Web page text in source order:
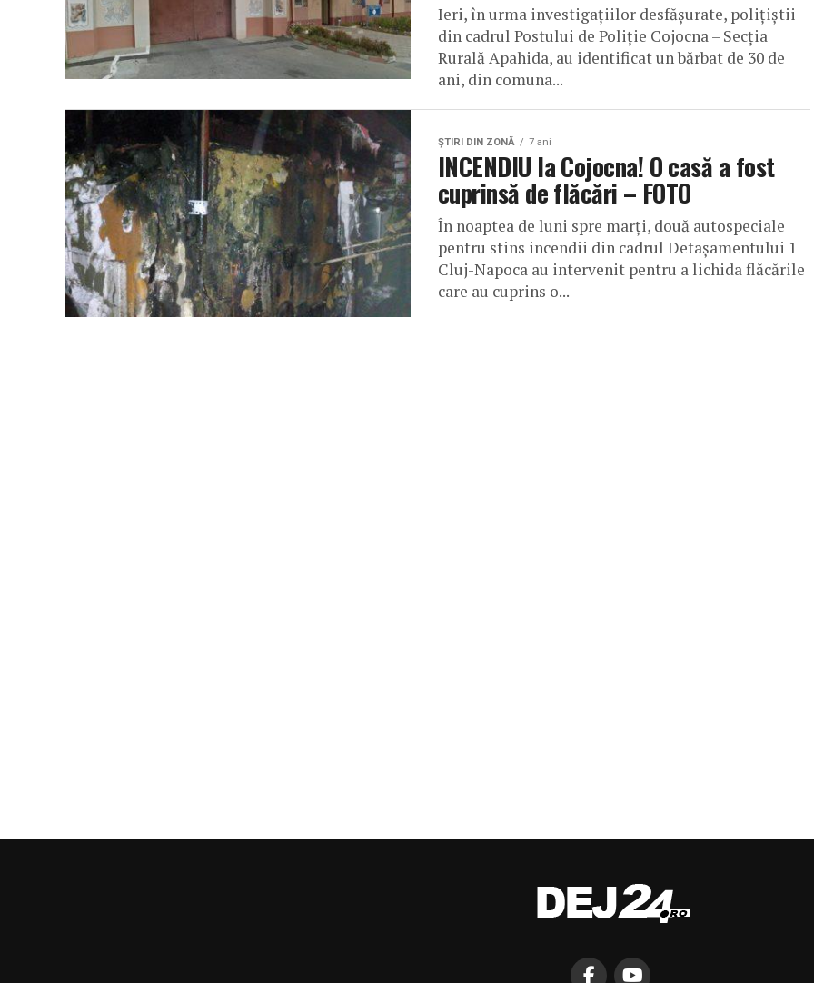
Ieri, în urma investigațiilor desfășurate, polițiștii
din cadrul Postului de Poliție Cojocna – Secția
Rurală Apahida, au identificat un bărbat de 30 de
ani, din comuna...
ŞTIRI DIN ZONĂ 7 ani
INCENDIU la Cojocna! O casă a fost
cuprinsă de flăcări – FOTO
În noaptea de luni spre marți, două autospeciale
pentru stins incendii din cadrul Detașamentului 1
Cluj-Napoca au intervenit pentru a lichida flăcările
care au cuprins o...